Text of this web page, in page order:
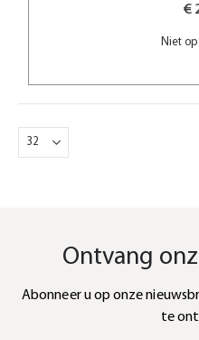
€
Niet
Ontvang
Abonneer u op onze
te